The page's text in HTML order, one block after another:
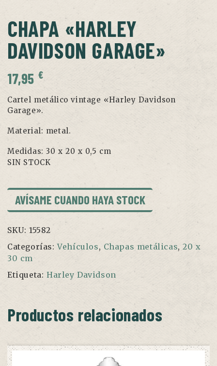
CHAPA «HARLEY
DAVIDSON GARAGE»
17,95 €
Cartel metálico vintage «Harley Davidson
Garage».
Material: metal.
Medidas: 30 x 20 x 0,5 cm
SIN STOCK
AVÍSAME CUANDO HAYA STOCK
SKU: 15582
Categorías:Vehículos, Chapas metálicas,20 x
30 cm
Etiqueta: Harley Davidson
Productos relacionados